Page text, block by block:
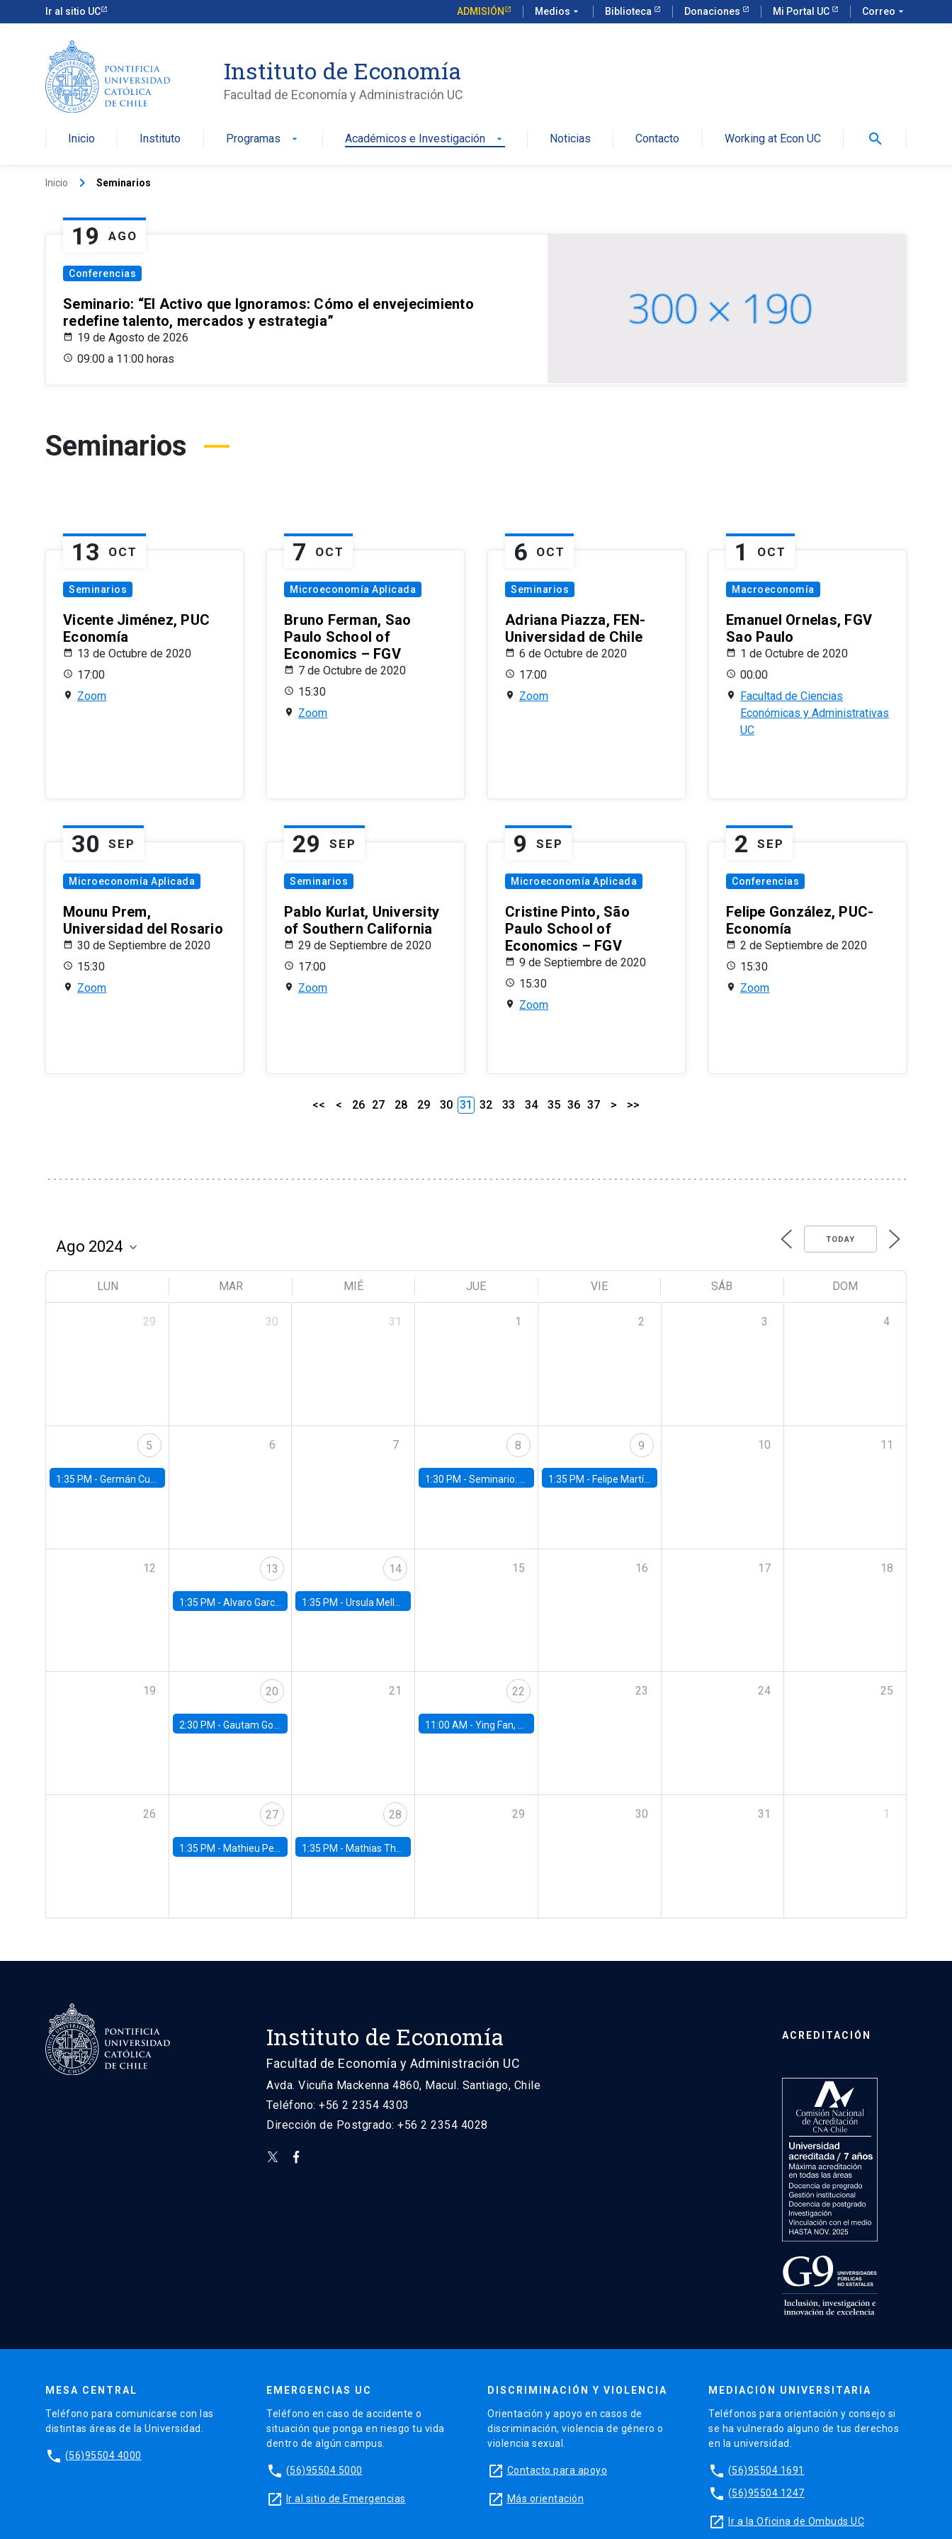
Ir al sitio UC ADMISIÓN Medios arrow_drop_down Biblioteca Donaciones Mi Portal UC Correo arrow_drop_down
Instituto de Economía
Facultad de Economía y Administración UC
Inicio Instituto Programas arrow_drop_down Académicos e Investigación arrow_drop_down Noticias Contacto Working at Econ UC search
Inicio keyboard_arrow_right Seminarios
19 AGO
Conferencias
Seminario: “El Activo que Ignoramos: Cómo el envejecimiento
redefine talento, mercados y estrategia”
19 de Agosto de 2026
09:00 a 11:00 horas
Seminarios
13 OCT
Seminarios
Vicente Jiménez, PUC
Economía
13 de Octubre de 2020
17:00
Zoom
7 OCT
Microeconomía Aplicada
Bruno Ferman, Sao
Paulo School of
Economics – FGV
7 de Octubre de 2020
15:30
Zoom
6 OCT
Seminarios
Adriana Piazza, FEN-
Universidad de Chile
6 de Octubre de 2020
17:00
Zoom
1 OCT
Macroeconomía
Emanuel Ornelas, FGV
Sao Paulo
1 de Octubre de 2020
00:00
Facultad de Ciencias
Económicas y Administrativas
UC
30 SEP
Microeconomía Aplicada
Mounu Prem,
Universidad del Rosario
30 de Septiembre de 2020
15:30
Zoom
29 SEP
Seminarios
Pablo Kurlat, University
of Southern California
29 de Septiembre de 2020
17:00
Zoom
9 SEP
Microeconomía Aplicada
Cristine Pinto, São
Paulo School of
Economics – FGV
9 de Septiembre de 2020
15:30
Zoom
2 SEP
Conferencias
Felipe González, PUC-
Economía
2 de Septiembre de 2020
15:30
Zoom
<< < 26 27 28 29 30 31 32 33 34 35 36 37 > >>
TODAY
LUN MAR MIÉ JUE VIE SÁB DOM
29 30 31 1 2 3 4
5
1:35 PM - Germán Cubas, University of Houston
6 7 8
1:30 PM -Seminario: “Recuperando la humanidad para progresar en la era de la IA»
9
1:35 PM - Felipe Martínez, alumno Doctorado en Economía UC
10 11
12 13
1:35 PM - Alvaro Garcia-Marin, Universidad de Los Andes
14
1:35 PM -Ursula Mello, Insper - Institute of Education and Research
15 16 17 18
19 20
2:30 PM - Gautam Gowrisankaran, Columbia University
21 22
11:00 AM -Ying Fan, University of Michigan
23 24 25
26 27
1:35 PM - Mathieu Pedemonte, IDB
28
1:35 PM - Mathias Thoenig, University of Lausanne
29 30 31 1
Instituto de Economía
Facultad de Economía y Administración UC
Avda. Vicuña Mackenna 4860, Macul. Santiago, Chile
Teléfono: +56 2 2354 4303
Dirección de Postgrado: +56 2 2354 4028
ACREDITACIÓN
MESA CENTRAL
Teléfono para comunicarse con las
distintas áreas de la Universidad.
phone (56)95504 4000
EMERGENCIAS UC
Teléfono en caso de accidente o
situación que ponga en riesgo tu vida
dentro de algún campus.
phone (56)95504 5000
launch Ir al sitio de Emergencias
DISCRIMINACIÓN Y VIOLENCIA
Orientación y apoyo en casos de
discriminación, violencia de género o
violencia sexual.
launch Contacto para apoyo
launch Más orientación
MEDIACIÓN UNIVERSITARIA
Teléfonos para orientación y consejo si
se ha vulnerado alguno de tus derechos
en la universidad.
phone (56)95504 1691
phone (56)95504 1247
launch Ir a la Oficina de Ombuds UC